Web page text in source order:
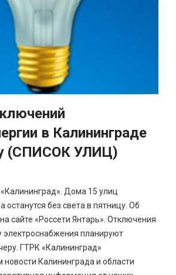
в Калининграде
(СПИСОК УЛИЦ)
Дома 15 улиц
останутся без света в пятницу. Об
сайте «Россети Янтарь». Отключения
электроснабжения планируют
ГТРК «Калининград»
новости Калининграда и области